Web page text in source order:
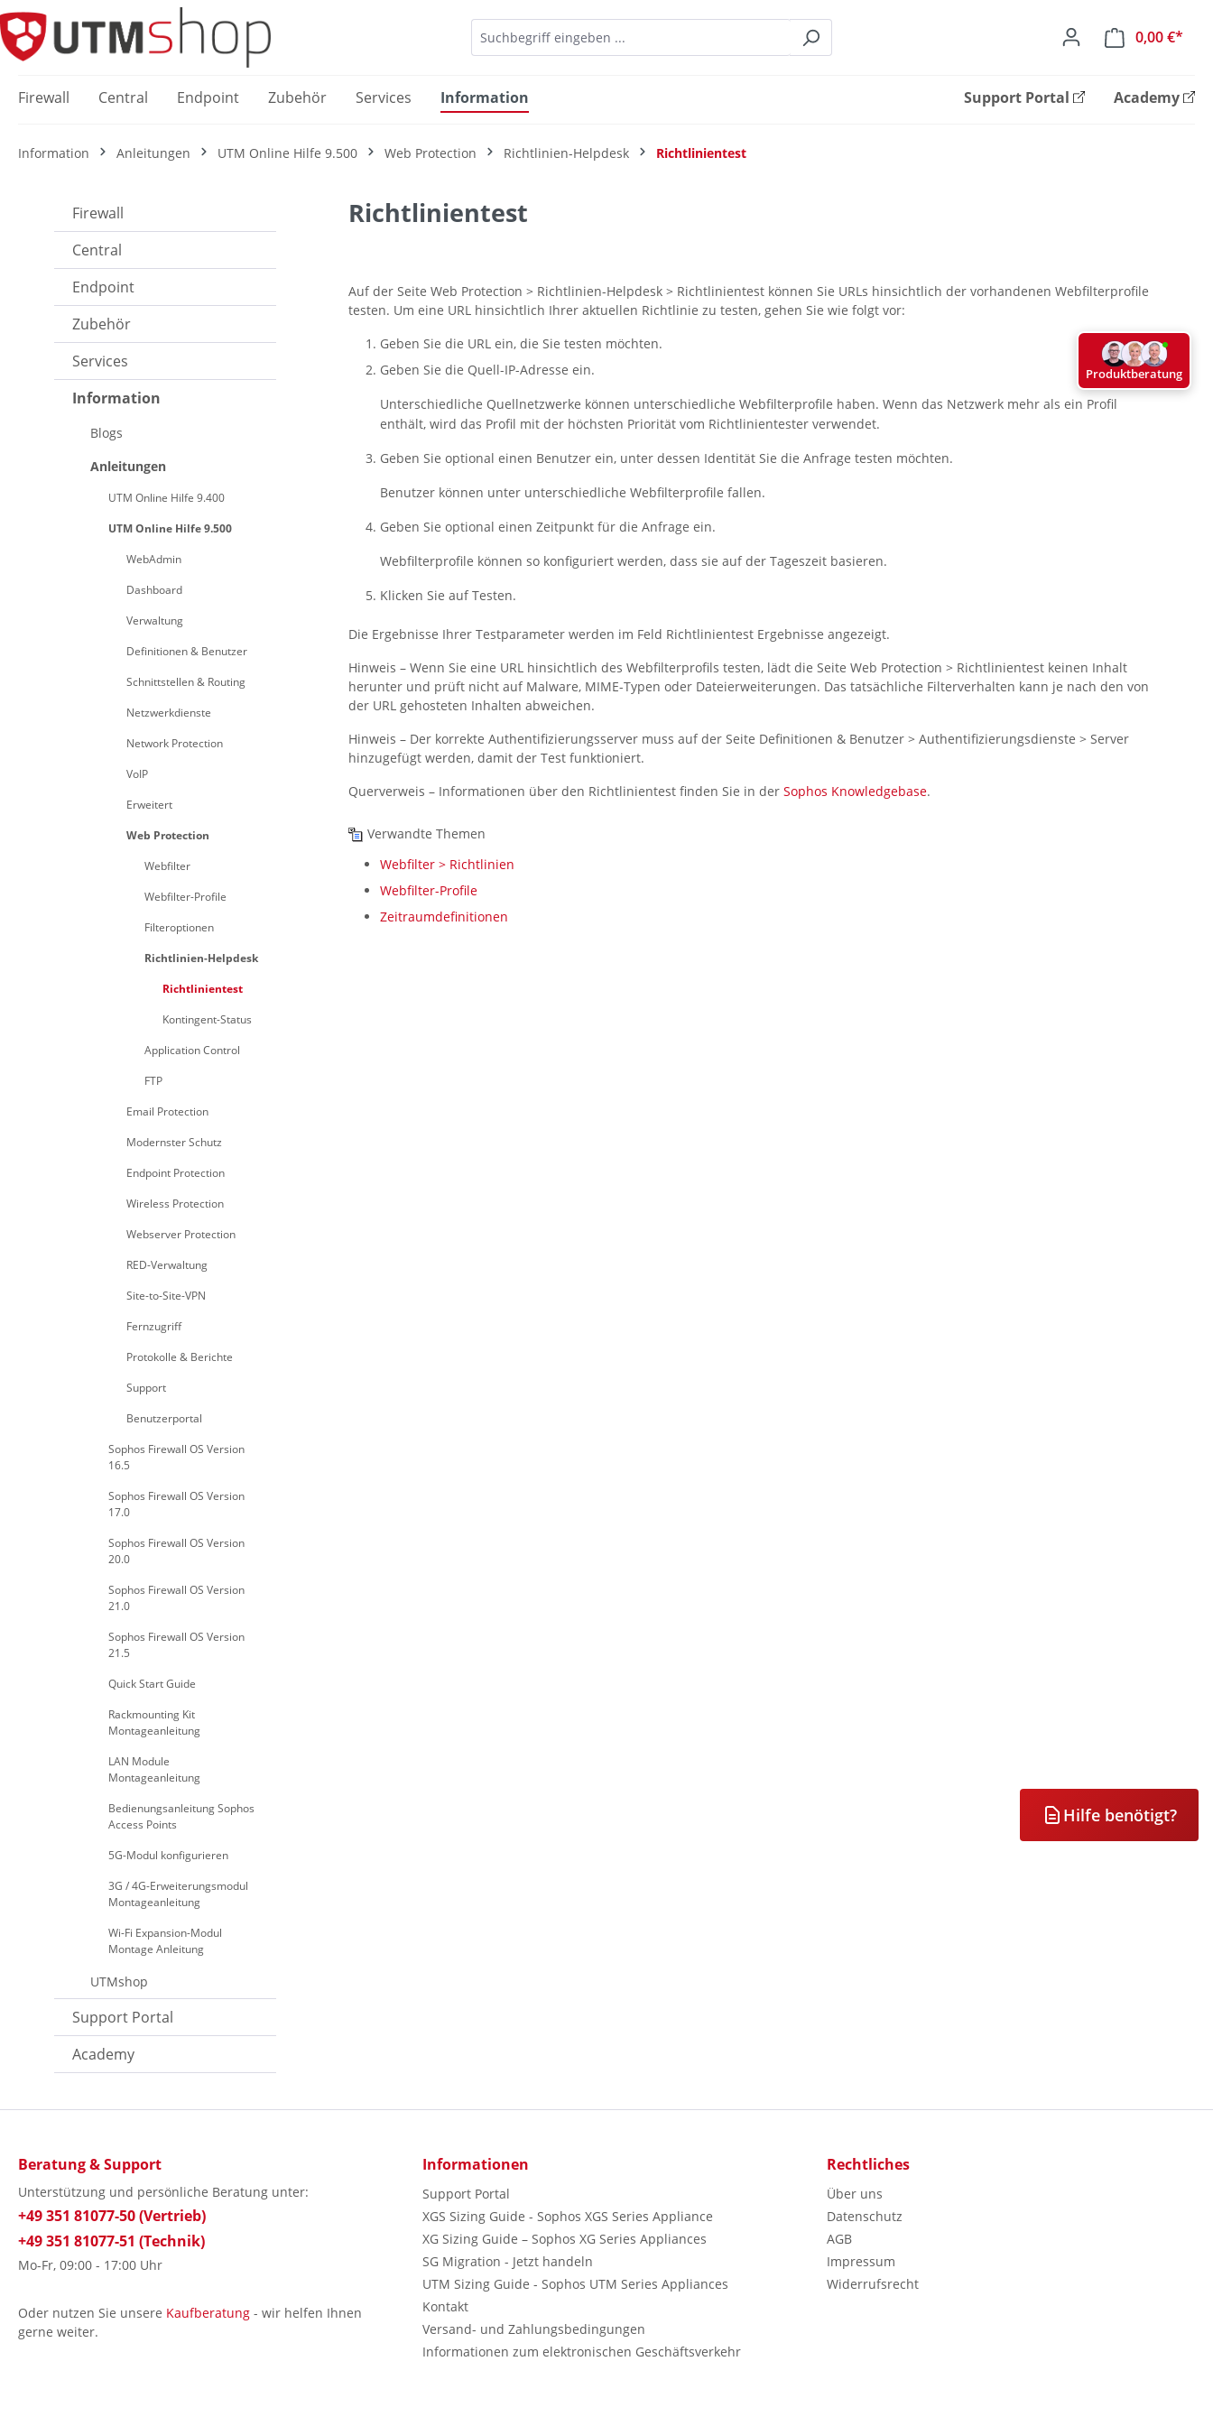
Zur Hauptnavigation springen
0,00 €*
Firewall Central Endpoint Zubehör Services Information Support Portal Academy
Information Anleitungen UTM Online Hilfe 9.500 Web Protection Richtlinien-Helpdesk Richtlinientest
Firewall
Central
Endpoint
Zubehör
Services
Information
Blogs
Anleitungen
UTM Online Hilfe 9.400
UTM Online Hilfe 9.500
WebAdmin
Dashboard
Verwaltung
Definitionen & Benutzer
Schnittstellen & Routing
Netzwerkdienste
Network Protection
VoIP
Erweitert
Web Protection
Webfilter
Webfilter-Profile
Filteroptionen
Richtlinien-Helpdesk
Richtlinientest
Kontingent-Status
Application Control
FTP
Email Protection
Modernster Schutz
Endpoint Protection
Wireless Protection
Webserver Protection
RED-Verwaltung
Site-to-Site-VPN
Fernzugriff
Protokolle & Berichte
Support
Benutzerportal
Sophos Firewall OS Version
16.5
Sophos Firewall OS Version
17.0
Sophos Firewall OS Version
20.0
Sophos Firewall OS Version
21.0
Sophos Firewall OS Version
21.5
Quick Start Guide
Rackmounting Kit
Montageanleitung
LAN Module
Montageanleitung
Bedienungsanleitung Sophos
Access Points
5G-Modul konfigurieren
3G / 4G-Erweiterungsmodul
Montageanleitung
Wi-Fi Expansion-Modul
Montage Anleitung
UTMshop
Support Portal
Academy
Richtlinientest
Auf der Seite Web Protection > Richtlinien-Helpdesk > Richtlinientest können Sie URLs hinsichtlich der vorhandenen Webfilterprofile
testen. Um eine URL hinsichtlich Ihrer aktuellen Richtlinie zu testen, gehen Sie wie folgt vor:
Geben Sie die URL ein, die Sie testen möchten.
Geben Sie die Quell-IP-Adresse ein.
Unterschiedliche Quellnetzwerke können unterschiedliche Webfilterprofile haben. Wenn das Netzwerk mehr als ein Profil
enthält, wird das Profil mit der höchsten Priorität vom Richtlinientester verwendet.
Geben Sie optional einen Benutzer ein, unter dessen Identität Sie die Anfrage testen möchten.
Benutzer können unter unterschiedliche Webfilterprofile fallen.
Geben Sie optional einen Zeitpunkt für die Anfrage ein.
Webfilterprofile können so konfiguriert werden, dass sie auf der Tageszeit basieren.
Klicken Sie aufTesten.
Die Ergebnisse Ihrer Testparameter werden im Feld Richtlinientest Ergebnisse angezeigt.
Hinweis – Wenn Sie eine URL hinsichtlich des Webfilterprofils testen, lädt die Seite Web Protection > Richtlinientest keinen Inhalt
herunter und prüft nicht auf Malware, MIME-Typen oder Dateierweiterungen. Das tatsächliche Filterverhalten kann je nach den von
der URL gehosteten Inhalten abweichen.
Hinweis – Der korrekte Authentifizierungsserver muss auf der Seite Definitionen & Benutzer > Authentifizierungsdienste > Server
hinzugefügt werden, damit der Test funktioniert.
Querverweis – Informationen über den Richtlinientest finden Sie in der Sophos Knowledgebase.
Verwandte Themen
Webfilter > Richtlinien
Webfilter-Profile
Zeitraumdefinitionen
Hilfe benötigt?
Beratung & Support
Unterstützung und persönliche Beratung unter:
+49 351 81077-50 (Vertrieb)
+49 351 81077-51 (Technik)
Mo-Fr, 09:00 - 17:00 Uhr
Oder nutzen Sie unsere Kaufberatung - wir helfen Ihnen
gerne weiter.
Informationen
Support Portal
XGS Sizing Guide - Sophos XGS Series Appliance
XG Sizing Guide – Sophos XG Series Appliances
SG Migration - Jetzt handeln
UTM Sizing Guide - Sophos UTM Series Appliances
Kontakt
Versand- und Zahlungsbedingungen
Informationen zum elektronischen Geschäftsverkehr
Rechtliches
Über uns
Datenschutz
AGB
Impressum
Widerrufsrecht
Produktberatung